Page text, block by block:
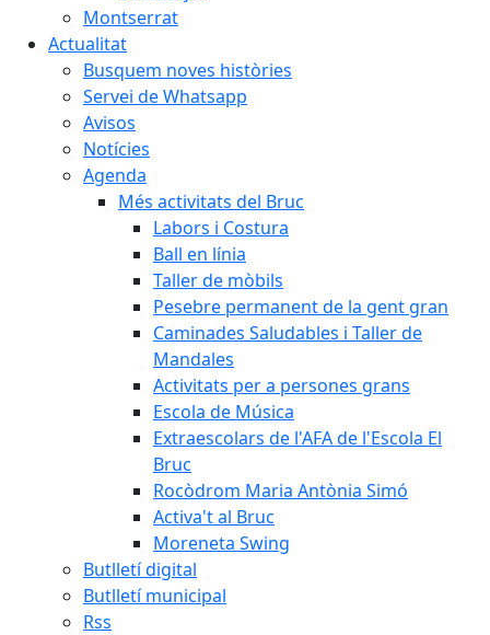
Montserrat
Actualitat
Busquem noves històries
Servei de Whatsapp
Avisos
Notícies
Agenda
Més activitats del Bruc
Labors i Costura
Ball en línia
Taller de mòbils
Pesebre permanent de la gent gran
Caminades Saludables i Taller de
Mandales
Activitats per a persones grans
Escola de Música
Extraescolars de l'AFA de l'Escola El
Bruc
Rocòdrom Maria Antònia Simó
Activa't al Bruc
Moreneta Swing
Butlletí digital
Butlletí municipal
Rss